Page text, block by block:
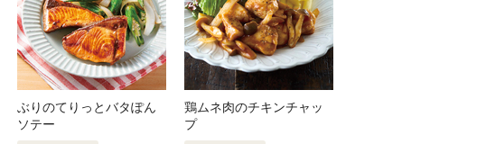
ぶりのてりっとバタぽん
ソテー
鶏ムネ肉のチキンチャッ
プ